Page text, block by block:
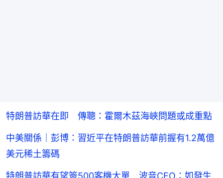
特朗普訪華在即 傳聰：霍爾木茲海峽問題或成重點
中美關係｜彭博：習近平在特朗普訪華前握有1.2萬億
美元稀土籌碼
特朗普訪華有望簽500客機大單 波音CEO：如發生